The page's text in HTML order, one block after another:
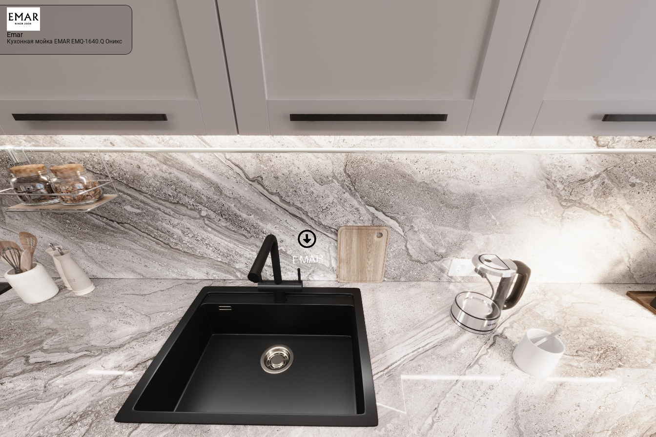
Emar
Кухонная мойка ЕМАR EMQ-1640.Q Оникс